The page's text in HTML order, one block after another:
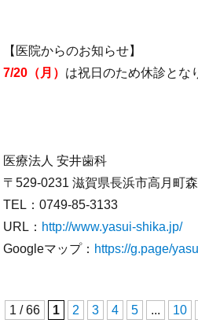
【医院からのお知らせ】
7/20（⽉） は祝⽇のため休診とな
医療法人 安井歯科
〒529-0231 滋賀県長浜市高月町
TEL：0749-85-3133
URL： http://www.yasui-shika.jp/
Googleマップ： https://g.page/
1 / 66 1 2 3 4 5 ... 10